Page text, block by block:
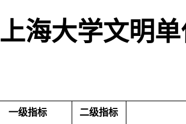
上海大学文明
一级指标 二级指标